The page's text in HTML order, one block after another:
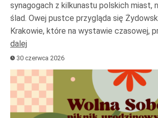
synagogach z kilkunastu polskich miast,
ślad. Owej pustce przygląda się
Krakowie, które na wystawie czasowej,
dalej
30 czerwca 2026
Odtwarzacz
plików
dźwiękowych